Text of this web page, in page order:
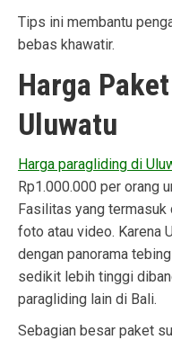
Tips ini membantu
bebas khawatir.
Harga
Uluwatu
Harga paragliding di
Rp1.000.000 per orang
Fasilitas yang
foto atau video. Karena
dengan panorama
sedikit lebih tinggi
paragliding lain di Bali.
Sebagian besar paket